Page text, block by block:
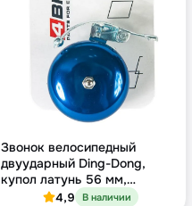
Звонок велосипедный
двуударный Ding-Dong,
купол латунь 56 мм,
голубой, хомут 22.2 мм
4,9 В наличии